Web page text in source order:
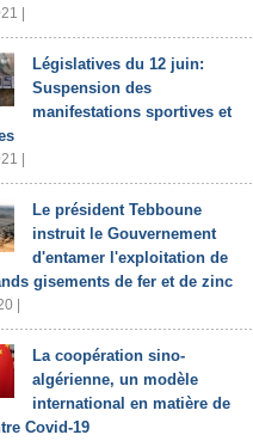
|
Législatives du 12 juin:
Suspension des
manifestations sportives et
|
Le président Tebboune
instruit le Gouvernement
d'entamer l'exploitation de
gisements de fer et de zinc
|
La coopération sino-
algérienne, un modèle
international en matière de
Covid-19